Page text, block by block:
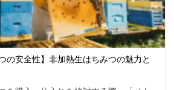
の安全性】非加熱生はちみつの魅力と